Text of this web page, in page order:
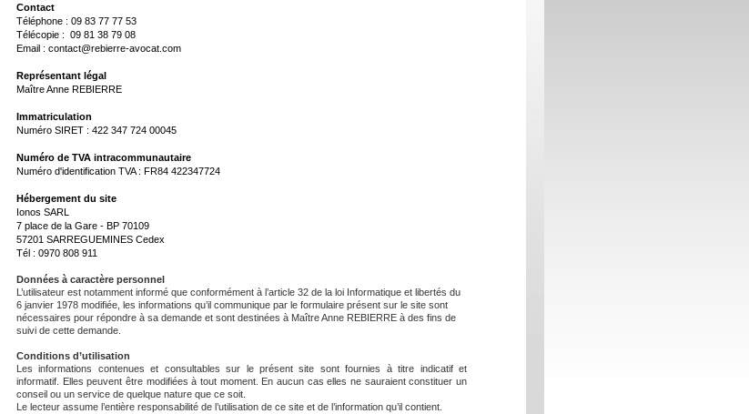
Contact
Téléphone : 09 83 77 77 53
Télécopie : 09 81 38 79 08
Email : contact@rebierre-avocat.com
Représentant légal
Maître Anne REBIERRE
Immatriculation
Numéro SIRET : 422 347 724 00045
Numéro de TVA intracommunautaire
Numéro d'identification TVA : FR84 422347724
Hébergement du site
Ionos SARL
7 place de la Gare - BP 70109
57201 SARREGUEMINES Cedex
Tél : 0970 808 911
Données à caractère personnel
L’utilisateur est notamment informé que conformément à l’article 32 de la loi Informatique et libertés du
6 janvier 1978 modifiée, les informations qu’il communique par le formulaire présent sur le site sont
nécessaires pour répondre à sa demande et sont destinées à Maître Anne REBIERRE à des fins de
suivi de cette demande.
Conditions d’utilisation
Les informations contenues et consultables sur le présent site sont fournies à titre indicatif et
informatif. Elles peuvent être modifiées à tout moment. En aucun cas elles ne sauraient constituer un
conseil ou un service de quelque nature que ce soit.
Le lecteur assume l’entière responsabilité de l’utilisation de ce site et de l’information qu’il contient.